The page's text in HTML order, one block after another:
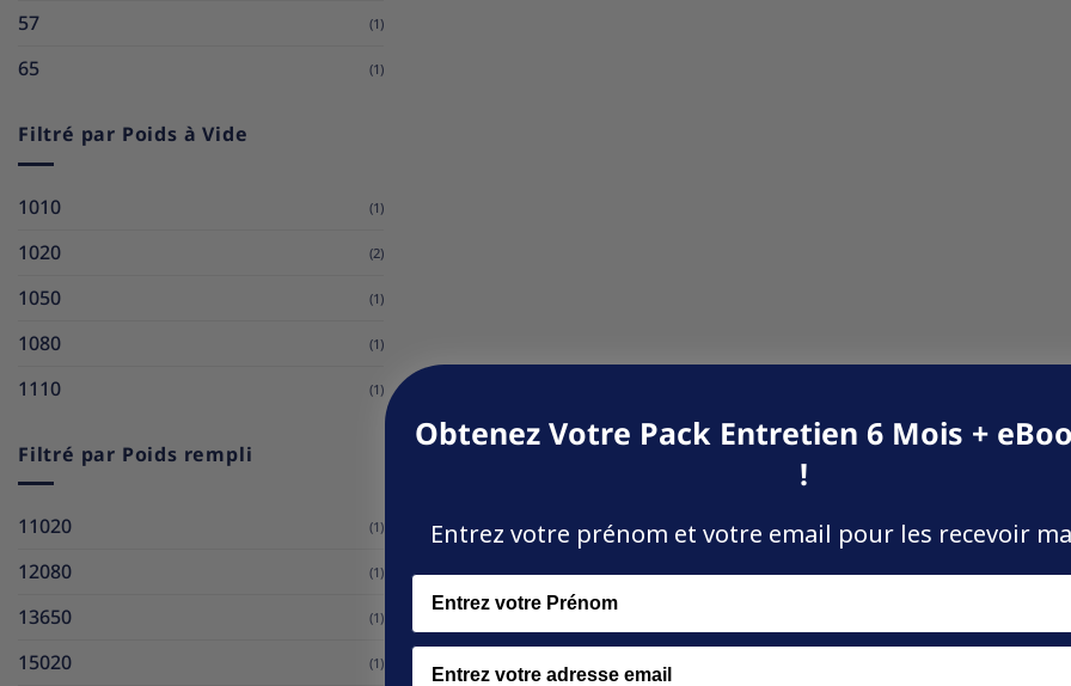
57 (1)
65 (1)
Filtré par Poids à Vide
1010 (1)
1020 (2)
1050 (1)
1080 (1)
1110 (1)
Filtré par Poids rempli
11020 (1)
12080 (1)
13650 (1)
15020 (1)
Obtenez Votre Pack Entretien 6 Mois +
!
Entrez votre prénom et votre email pour les recevoir
Name
Email